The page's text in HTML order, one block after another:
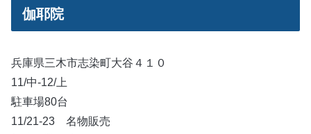
伽耶院
兵庫県三木市志染町大谷４１０
11/中-12/上
駐車場80台
11/21-23 名物販売